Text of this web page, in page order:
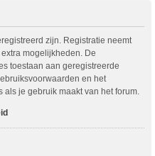
zijn. Registratie neemt
mogelijkheden. De
toestaan aan geregistreerde
en het
je gebruik maakt van het forum.